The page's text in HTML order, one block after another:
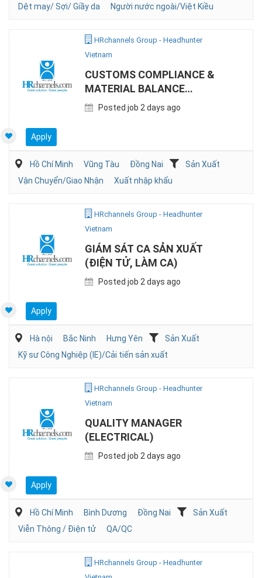
Dệt may/ Sợi/ Giầy da
Người nước ngoài/Việt Kiều
HRchannels Group - Headhunter
Vietnam
CUSTOMS COMPLIANCE &
MATERIAL BALANCE
SPECIALIST (EPE)
Posted job 2 days ago
Apply
Hồ Chí Minh Vũng Tàu Đồng Nai
Sản Xuất
Vận Chuyển/Giao Nhận
Xuất nhập khẩu
HRchannels Group - Headhunter
Vietnam
GIÁM SÁT CA SẢN XUẤT
(ĐIỆN TỬ, LÀM CA)
Posted job 2 days ago
Apply
Hà nội Bắc Ninh Hưng Yên
Sản Xuất
Kỹ sư Công Nghiệp (IE)/Cải tiến sản xuất
HRchannels Group - Headhunter
Vietnam
QUALITY MANAGER
(ELECTRICAL)
Posted job 2 days ago
Apply
Hồ Chí Minh Bình Dương Đồng Nai
Sản Xuất
Viễn Thông / Điện tử
QA/QC
HRchannels Group - Headhunter